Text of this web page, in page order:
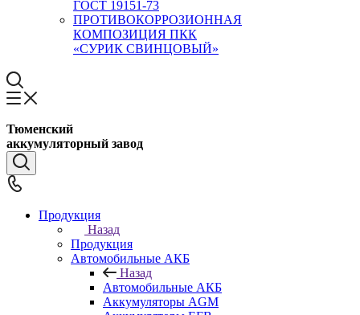
ГОСТ 19151-73
ПРОТИВОКОРРОЗИОННАЯ
КОМПОЗИЦИЯ ПКК
«СУРИК СВИНЦОВЫЙ»
Тюменский
аккумуляторный завод
Продукция
Назад
Продукция
Автомобильные АКБ
Назад
Автомобильные АКБ
Аккумуляторы AGM